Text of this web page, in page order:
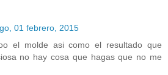
01 febrero, 2015
el molde asi como el resultado que
no hay cosa que hagas que no me